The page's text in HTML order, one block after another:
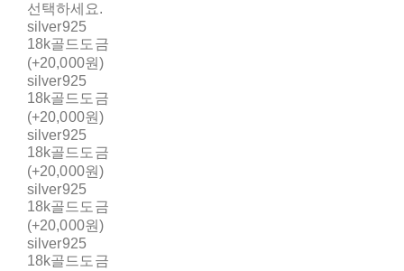
선택하세요.
silver925
18k골드도금
(+20,000원)
silver925
18k골드도금
(+20,000원)
silver925
18k골드도금
(+20,000원)
silver925
18k골드도금
(+20,000원)
silver925
18k골드도금